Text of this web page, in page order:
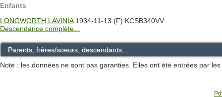
Enfants
LONGWORTH LAVINIA1934-11-13 (F) KCSB340VV
Descendance complète...
Parents, frères/soeurs, descendants...
Note : les données ne sont pas garanties. Elles ont été entrées par